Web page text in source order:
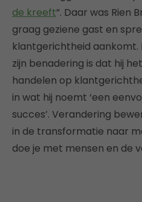
de kreeft”. Daar was Rien
graag geziene gast en
klantgerichtheid aankomt.
zijn benadering is dat hij
handelen op
in wat hij noemt ‘een
succes’. Verandering
in de transformatie naar
doe je met mensen en de